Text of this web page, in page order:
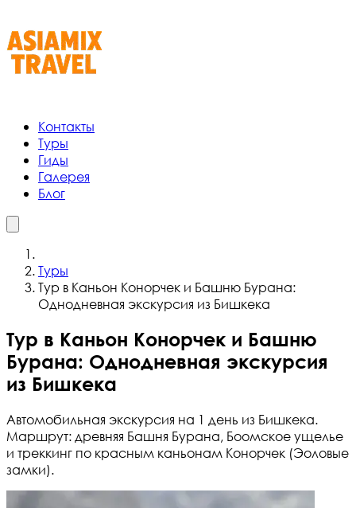
Контакты
Туры
Гиды
Галерея
Блог
Туры
Тур в Каньон Конорчек и Башню Бурана:
Однодневная экскурсия из Бишкека
Тур в Каньон Конорчек и Башню
Бурана: Однодневная экскурсия
из Бишкека
Автомобильная экскурсия на 1 день из Бишкека.
Маршрут: древняя Башня Бурана, Боомское ущелье
и треккинг по красным каньонам Конорчек (Эоловые
замки).